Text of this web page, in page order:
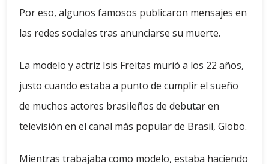
Por eso, algunos famosos publicaron mensajes en
las redes sociales tras anunciarse su muerte.
La modelo y actriz Isis Freitas murió a los 22 años,
justo cuando estaba a punto de cumplir el sueño
de muchos actores brasileños de debutar en
televisión en el canal más popular de Brasil, Globo.
Mientras trabajaba como modelo, estaba haciendo